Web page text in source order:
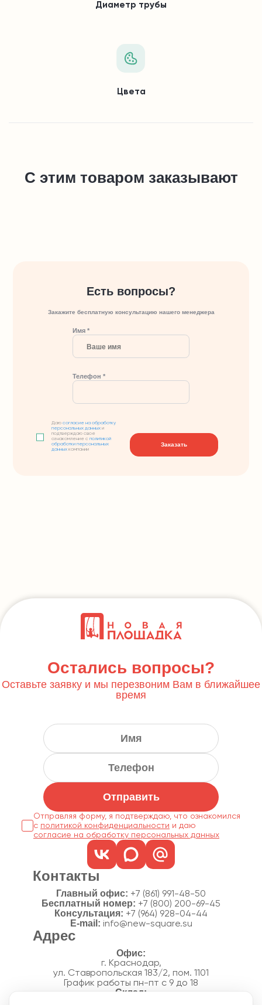
Диаметр трубы
Цвета
С этим товаром заказывают
Есть вопросы?
Закажите бесплатную консультацию нашего менеджера
Имя *
Телефон *
Даюсогласие на обработку
персональных данных и
подтверждаю свое
ознакомление сполитикой
обработки персональных
данных компании
Заказать
Остались вопросы?
Оставьте заявку и мы перезвоним Вам в ближайшее
время
Отправить
Отправляя форму, я подтверждаю, что ознакомился
с политикой конфиденциальности
согласие на обработку персональных данных
Контакты
Главный офис: +7 (861) 991-48-50
Бесплатный номер: +7 (800) 200-69-45
Консультация: +7 (964) 928-04-44
E-mail: info@new-square.su
Адрес
г. Краснодар,
ул. Ставропольская 183/2, пом. 1101
График работы пн-пт с 9 до 18